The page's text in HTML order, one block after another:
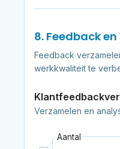
8. Feedback
Feedback
werkkwaliteit te
Verzamelen en
Aantal